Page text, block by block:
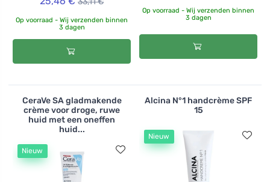
Op voorraad - Wij verzenden binnen
3 dagen
Op voorraad - Wij verzenden binnen
3 dagen
CeraVe SA gladmakende
crème voor droge, ruwe
huid met een oneffen
huid...
Nieuw
Alcina N°1 handcrème SPF
15
Nieuw